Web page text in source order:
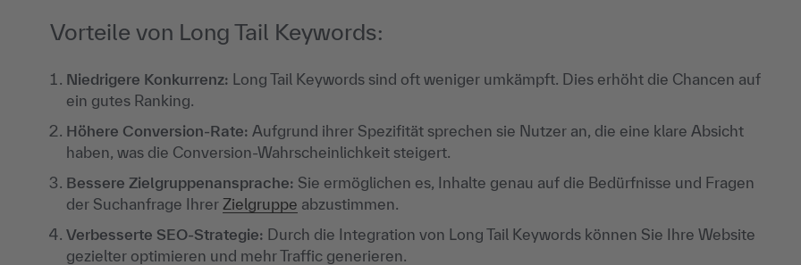
Vorteile von Long Tail Keywords:
Niedrigere Konkurrenz: Long Tail Keywords sind oft weniger umkämpft. Dies erhöht die Chancen auf
ein gutes Ranking.
Höhere Conversion-Rate: Aufgrund ihrer Spezifität sprechen sie Nutzer an, die eine klare Absicht
haben, was die Conversion-Wahrscheinlichkeit steigert.
Bessere Zielgruppenansprache: Sie ermöglichen es, Inhalte genau auf die Bedürfnisse und Fragen
der Suchanfrage Ihrer Zielgruppe abzustimmen.
Verbesserte SEO-Strategie: Durch die Integration von Long Tail Keywords können Sie Ihre Website
gezielter optimieren und mehr Traffic generieren.